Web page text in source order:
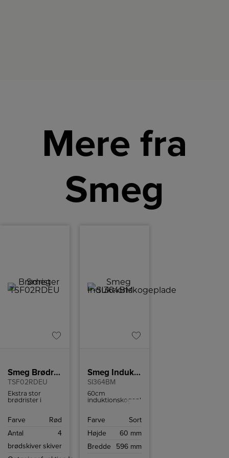
Mere fra
Smeg
Smeg Brødrister
TSF02RDEU
Ekstra stor
brødrister i
med plads til 4
Brødristeren har
ristningsindstillinger
Farve
Rød
Antal
brødskiver
4
skiver
Smeg Induktionskogeplade
SI364BM
60cm
induktionskogeplade
elegant design
teknologi.
Farve
Sort
Højde
60 mm
Bredde
596 mm